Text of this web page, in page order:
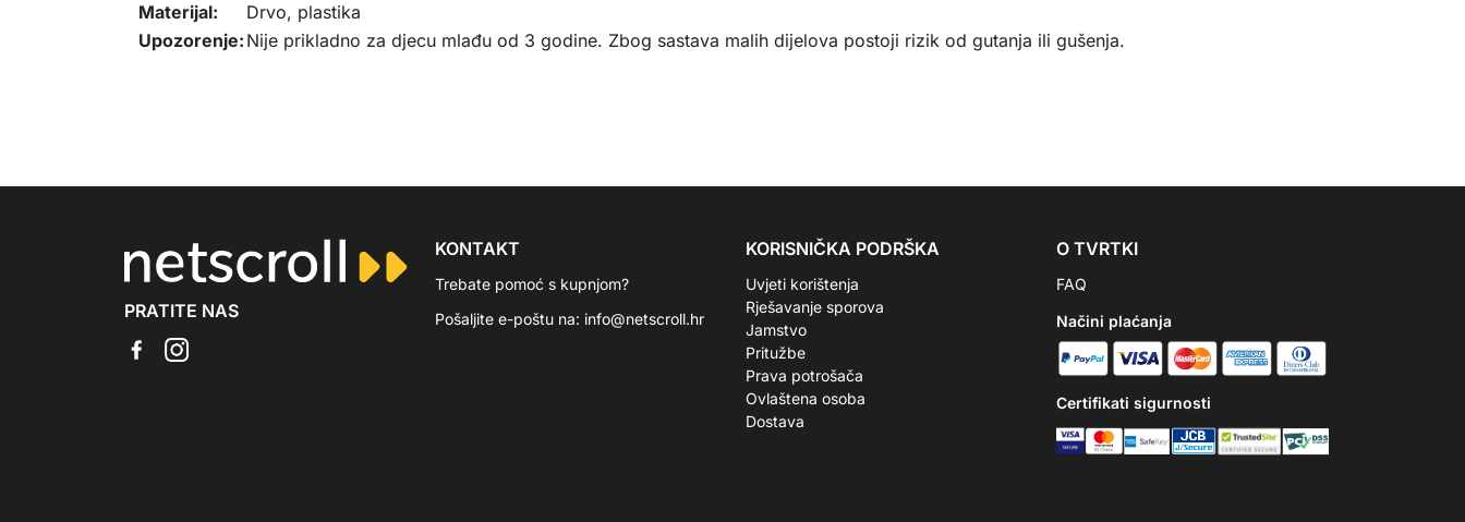
Materijal:
Drvo, plastika
Upozorenje: Nije prikladno za djecu mlađu od 3 godine. Zbog sastava malih dijelova postoji rizik od gutanja ili gušenja.
PRATITE NAS
KONTAKT
Trebate pomoć s kupnjom?
Pošaljite e-poštu na: info@netscroll.hr
KORISNIČKA PODRŠKA
Uvjeti korištenja
Rješavanje sporova
Jamstvo
Pritužbe
Prava potrošača
Ovlaštena osoba
Dostava
O TVRTKI
FAQ
Načini plaćanja
Certifikati sigurnosti